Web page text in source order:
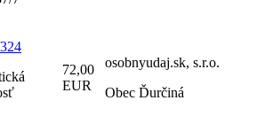
72,00
EUR
osobnyudaj.sk, s.r.o.
Obec Ďurčiná